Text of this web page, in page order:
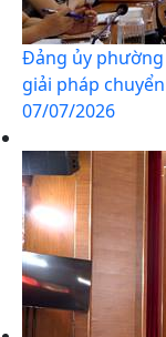
Đảng ủy phường
giải pháp
07/07/2026